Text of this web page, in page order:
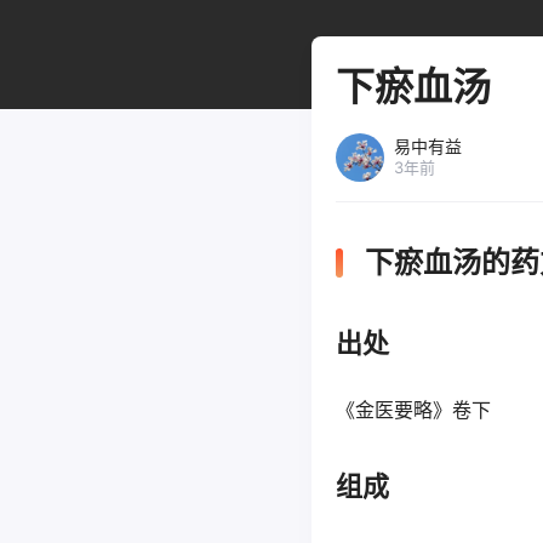
下瘀血汤
易中有益
3年前
下瘀血汤的
出处
《金医要略》卷下
组成